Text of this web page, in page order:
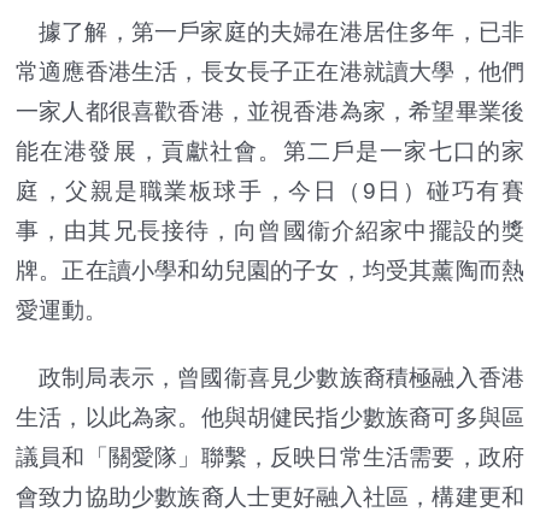
據了解，第一戶家庭的夫婦在港居住多年，已非
常適應香港生活，長女長子正在港就讀大學，他們
一家人都很喜歡香港，並視香港為家，希望畢業後
能在港發展，貢獻社會。第二戶是一家七口的家
庭，父親是職業板球手，今日（9日）碰巧有賽
事，由其兄長接待，向曾國衞介紹家中擺設的獎
牌。正在讀小學和幼兒園的子女，均受其薰陶而熱
愛運動。
政制局表示，曾國衞喜見少數族裔積極融入香港
生活，以此為家。他與胡健民指少數族裔可多與區
議員和「關愛隊」聯繫，反映日常生活需要，政府
會致力協助少數族裔人士更好融入社區，構建更和